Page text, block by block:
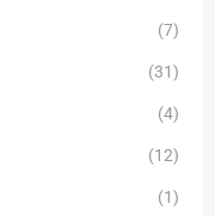
(7)
(31)
(4)
(12)
(1)